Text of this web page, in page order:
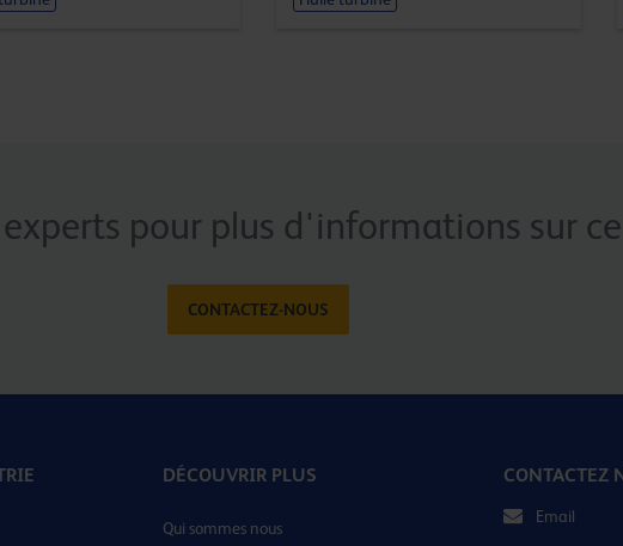
pour plus d'informations sur
CONTACTEZ-NOUS
DÉCOUVRIR PLUS
Qui sommes nous
CONTACTEZ
Email